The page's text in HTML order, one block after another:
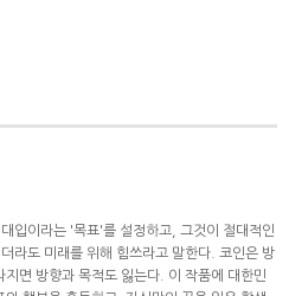
입이라는 '목표'를 설정하고, 그것이 절대적인
라도 미래를 위해 힘쓰라고 말한다. 코인은 방
지면 방향과 목적도 잃는다. 이 작품에 대한민